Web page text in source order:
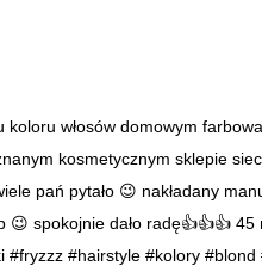
włosów domowym
kosmetycznym sklepie
pań pytało 😉 nakładany
😉 spokojnie dało radę👍👍👍
#fryzzz #hairstyle #kolory